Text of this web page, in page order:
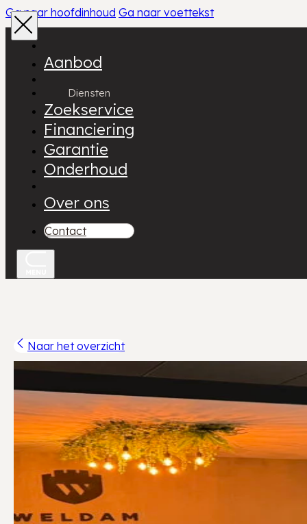
Ga naar hoofdinhoud Ga naar voettekst
Aanbod
Diensten
Zoekservice
Financiering
Garantie
Onderhoud
Over ons
Contact
Naar het overzicht